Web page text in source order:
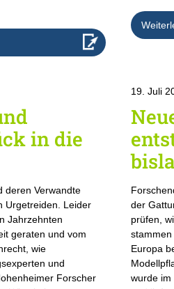
in die
deren Verwandte
Urgetreiden. Leider
Jahrzehnten
geraten und vom
wie
und
Forscher
19. Juli
der
prüfen,
stammen
Europa
wurde im